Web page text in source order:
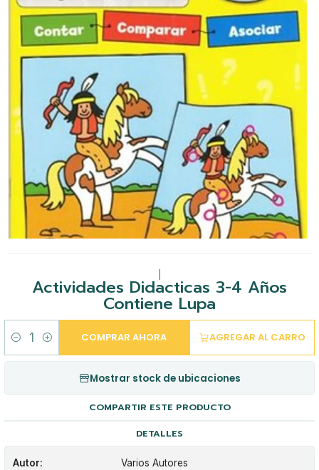
Actividades Didacticas 3-4 Años
Contiene Lupa
Cantidad
AGREGAR AL CARRO
COMPRAR AHORA
Mostrar stock de ubicaciones
COMPARTIR ESTE PRODUCTO
DETALLES
Autor: Varios Autores